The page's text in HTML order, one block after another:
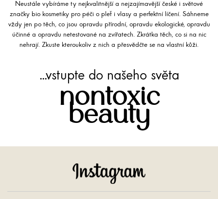
Neustále vybíráme ty nejkvalitnější a nejzajímavější české i světové
značky bio kosmetiky pro péči o pleť i vlasy a perfektní líčení. Sáhneme
vždy jen po těch, co jsou opravdu přírodní, opravdu ekologické, opravdu
účinné a opravdu netestované na zvířatech. Zkrátka těch, co si na nic
nehrají. Zkuste kteroukoliv z nich a přesvědčte se na vlastní kůži.
...vstupte do našeho světa
nontoxic
beauty